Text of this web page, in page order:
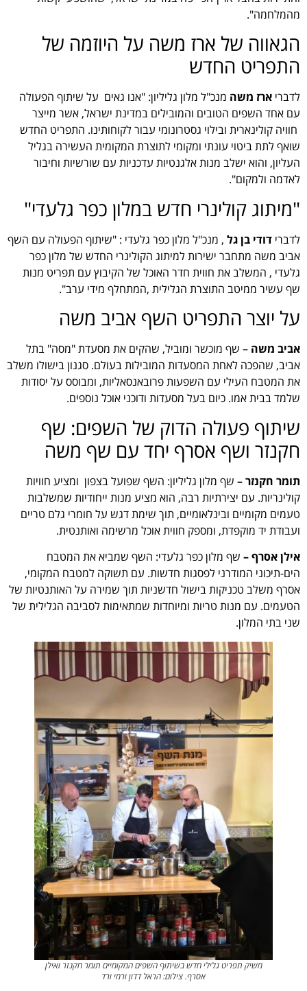
מהמלחמה".
הגאווה של ארז משה על היוזמה של
התפריט החדש
לדברי ארז משה מנכ"ל מלון גליליון: "אנו גאים על שיתוף הפעולה
עם אחד השפים הטובים והמובילים במדינת ישראל, אשר מייצר
חוויה קולינארית ובילוי גסטרונומי עבור לקוחותינו. התפריט החדש
שואף לתת ביטוי עונתי ומקומי לתוצרת המקומית העשירה בגליל
העליון, והוא ישלב מנות אלגנטיות עדכניות עם שורשיות וחיבור
לאדמה ולמקום".
"מיתוג קולינרי חדש במלון כפר גלעדי"
לדברי דודי בן גל , מנכ"ל מלון כפר גלעדי : "שיתוף הפעולה עם השף
אביב משה מתחבר ישירות למיתוג הקולינרי החדש של מלון כפר
גלעדי , המשלב את חווית חדר האוכל של הקיבוץ עם תפריט מנות
שף עשיר ממיטב התוצרת הגלילית ,המתחלף מידי ערב".
על יוצר התפריט השף אביב משה
אביב משה – שף מוכשר ומוביל, שהקים את מסעדת "מסה" בתל
אביב, שהפכה לאחת המסעדות המובילות בעולם. סגנון בישולו משלב
את המטבח העילי עם השפעות פרובאנסאליות, ומבוסס על יסודות
שלמד בבית אמו. כיום בעל מסעדות ודוכני אוכל נוספים.
שיתוף פעולה הדוק של השפים: שף
חקנזר ושף אסרף יחד עם שף משה
תומר חקנזר – שף מלון גליליון: השף שפועל בצפון ומציע חוויות
קולינריות. עם יצירתיות רבה, הוא מציע מנות ייחודיות שמשלבות
טעמים מקומיים ובינלאומיים, תוך שימת דגש על חומרי גלם טריים
ועבודת יד מוקפדת, ומספק חווית אוכל מרשימה ואותנטית.
אילן אסרף – שף מלון כפר גלעדי: השף שמביא את המטבח
הים-תיכוני המודרני לפסגות חדשות. עם תשוקה למטבח המקומי,
אסרף משלב טכניקות בישול חדשניות תוך שמירה על האותנטיות של
הטעמים. עם מנות טריות ומיוחדות שמתאימות לסביבה הגלילית של
שני בתי המלון.
משיק תפריט גלילי חדש בשיתוף השפים המקומיים תומר חקנזר ואילן
אסרף. צילום: הראל דדון ורמי ורד